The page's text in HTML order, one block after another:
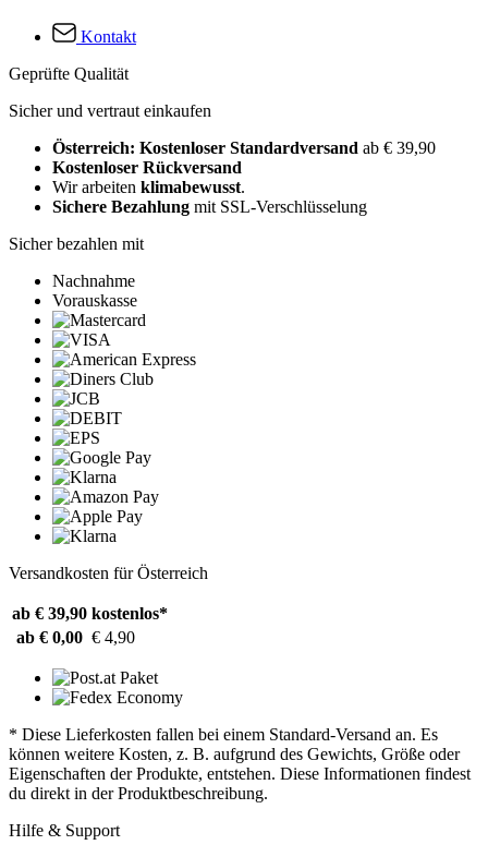
Kontakt
Geprüfte Qualität
Sicher und vertraut einkaufen
Österreich: Kostenloser Standardversand ab € 39,90
Kostenloser Rückversand
Wir arbeiten klimabewusst.
Sichere Bezahlung mit SSL-Verschlüsselung
Sicher bezahlen mit
Nachnahme
Vorauskasse
Versandkosten für Österreich
ab € 39,90 kostenlos*
ab € 0,00 € 4,90
* Diese Lieferkosten fallen bei einem Standard-Versand an. Es
können weitere Kosten, z. B. aufgrund des Gewichts, Größe oder
Eigenschaften der Produkte, entstehen. Diese Informationen findest
du direkt in der Produktbeschreibung.
Hilfe & Support